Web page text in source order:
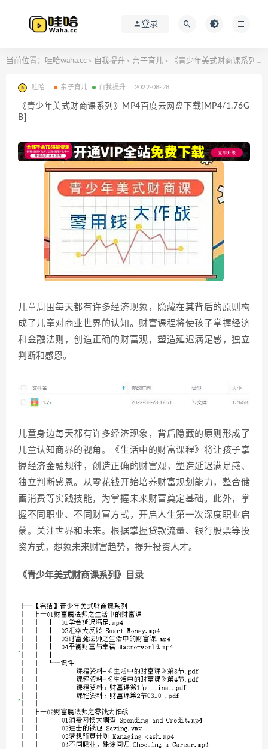
登录
当前位置： 哇哈waha.cc > 自我提升 > 亲子育儿 > 《青少年美式财商课系列》MP4百度云网盘下载[MP4/1.76GB]
哇哈 亲子育儿 自我提升 2022-08-28
《青少年美式财商课系列》MP4百度云网盘下载[MP4/1.76G
B]
儿童周围每天都有许多经济现象，隐藏在其背后的原则构
成了儿童对商业世界的认知。财富课程将使孩子掌握经济
和金融法则，创造正确的财富观，塑造延迟满足感，独立
判断和感恩。
儿童身边每天都有许多经济现象，背后隐藏的原则形成了
儿童认知商界的视角。《生活中的财富课程》将让孩子掌
握经济金融规律，创造正确的财富观，塑造延迟满足感、
独立判断感恩。从零花钱开始培养财富规划能力，整合储
蓄消费等实践技能，为掌握未来财富奠定基础。此外，掌
握不同职业、不同财富方式，开启人生第一次深度职业启
蒙。关注世界和未来。根据掌握贷款流量、银行股票等投
资方式，想象未来财富趋势，提升投资人才。
《青少年美式财商课系列》目录